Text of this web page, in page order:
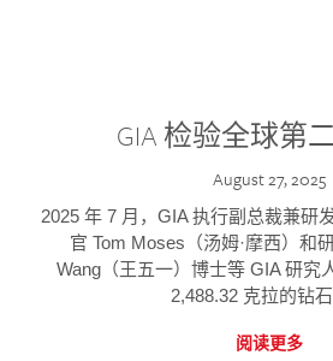
GIA 检验全球第
August 27, 2025
2025 年 7 月，GIA 执行副总裁兼研
官 Tom Moses（汤姆·摩西）和
Wang（王五一）博士等 GIA 研究
2,488.32 克拉的钻
阅读更多